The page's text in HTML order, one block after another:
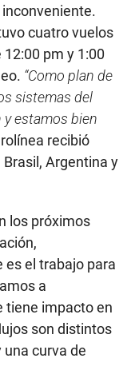
cuatro vuelos
12:00 pm y 1:00
“Como plan de
sistemas del
estamos bien
recibió
Argentina y
los próximos
el trabajo para
a
tiene impacto en
son distintos
curva de